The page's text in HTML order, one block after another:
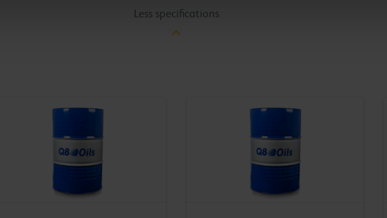
Less specifications